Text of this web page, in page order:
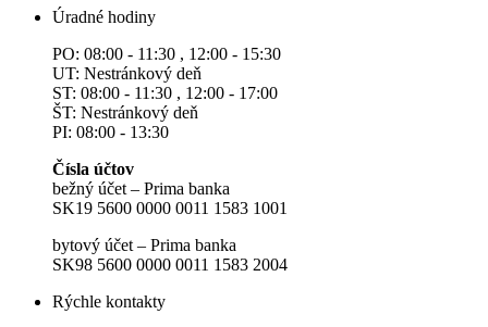
Úradné hodiny
PO: 08:00 - 11:30 , 12:00 - 15:30
UT: Nestránkový deň
ST: 08:00 - 11:30 , 12:00 - 17:00
ŠT: Nestránkový deň
PI: 08:00 - 13:30
Čísla účtov
bežný účet – Prima banka
SK19 5600 0000 0011 1583 1001
bytový účet – Prima banka
SK98 5600 0000 0011 1583 2004
Rýchle kontakty